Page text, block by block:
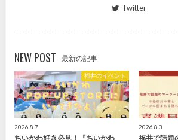
Twitter
NEW POST 最新の記事
福井のイベント
2026.8.7
ちいかわ好き必見！『ちいかわ
2026.8.3
福井で話題